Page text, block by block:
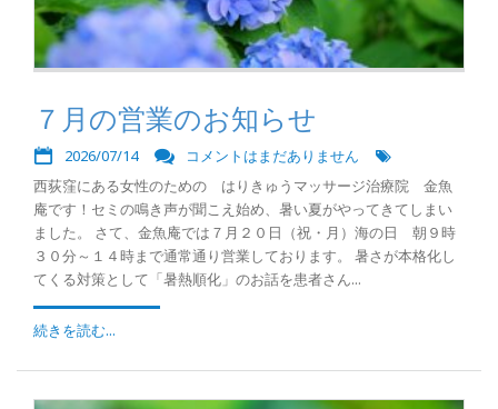
７月の営業のお知らせ
2026/07/14
コメントはまだありません
西荻窪にある女性のための はりきゅうマッサージ治療院 金魚
庵です！セミの鳴き声が聞こえ始め、暑い夏がやってきてしまい
ました。 さて、金魚庵では７月２０日（祝・月）海の日 朝９時
３０分～１４時まで通常通り営業しております。 暑さが本格化し
てくる対策として「暑熱順化」のお話を患者さん...
続きを読む...